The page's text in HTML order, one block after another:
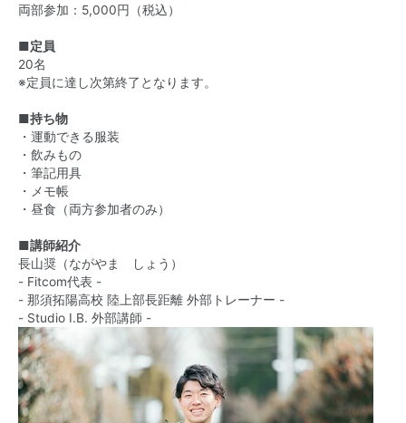
両部参加：5,000円（税込）
■定員
20名
※定員に達し次第終了となります。
■持ち物
・運動できる服装
・飲みもの
・筆記用具
・メモ帳
・昼食（両方参加者のみ）
■講師紹介
長山奨（ながやま しょう）
- Fitcom代表 -
- 那須拓陽高校 陸上部長距離 外部トレーナー -
- Studio I.B. 外部講師 -